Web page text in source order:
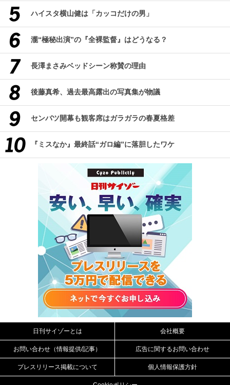
ハイスタ横山健は「カッコだけの男」
瀧“極秘出演”の『全裸監督』はどうなる？
長澤まさみベッドシーン称賛の理由
後藤真希、過去最高露出の写真集が物議
センバツ開幕も観客席はガラガラの春夏格差
『ミスなか』最終話“ガロ編”に落胆したワケ
日刊サイゾーとは 会社概要
お問い合わせ（情報提供/記事） 広告に関するお問い合わせ
プレスリリース掲載について 個人情報保護方針